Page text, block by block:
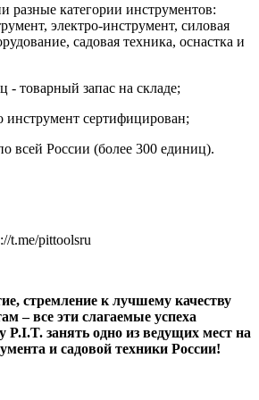
разные категории инструментов:
электро-инструмент, силовая
садовая техника, оснастка и
- товарный запас на складе;
инструмент сертифицирован;
всей России (более 300 единиц).
t.me/pittoolsru
стремление к лучшему качеству
– все эти слагаемые успеха
P.I.T. занять одно из ведущих мест на
и садовой техники России!